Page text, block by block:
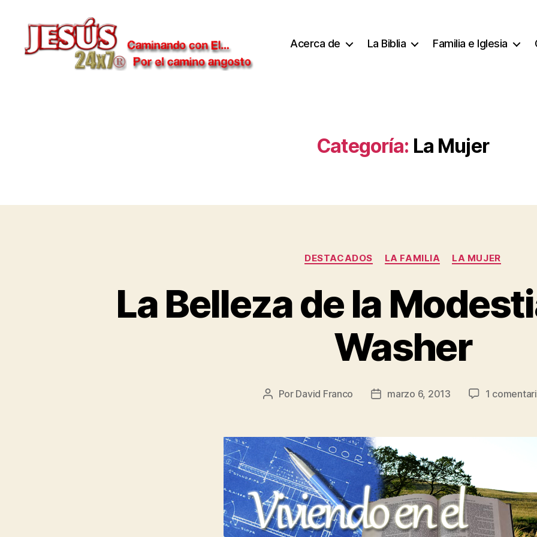
Acerca de La Biblia Familia e Iglesia
Categoría: La Mujer
Categorías
DESTACADOS LA FAMILIA LA MUJER
La Belleza de la
Washer
Autor
publicación
Por David Franco
Fecha
publicación
marzo 6, 2013 1